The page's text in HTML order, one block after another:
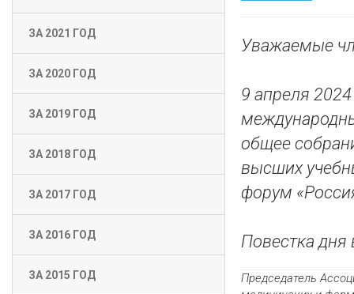
ЗА 2021 ГОД
ЗА 2020 ГОД
ЗА 2019 ГОД
ЗА 2018 ГОД
ЗА 2017 ГОД
ЗА 2016 ГОД
ЗА 2015 ГОД
Уважаемые
9 апреля
общее
высших
форум
Повестка дня
Председатель